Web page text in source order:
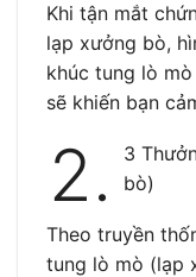
Khi tận mắt
lạp xưởng bò,
khúc tung lò
sẽ khiến bạn
2.
3
bò)
Theo truyền
tung lò mò (lạp